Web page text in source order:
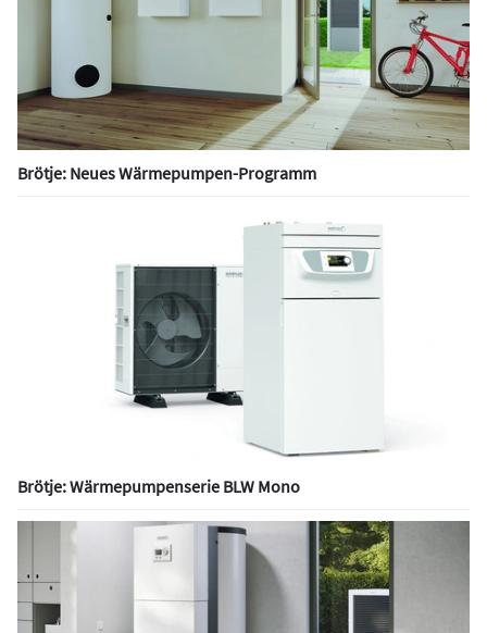
Brötje: Neues Wärmepumpen-Programm
Brötje: Wärmepumpenserie BLW Mono